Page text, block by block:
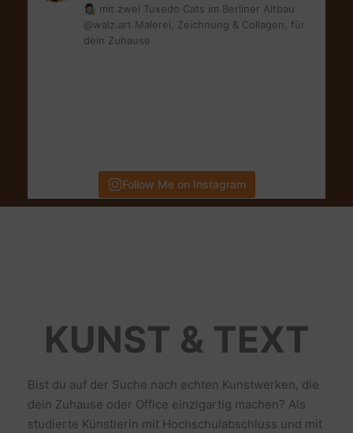
👩🏻‍🎨 mit zwei Tuxedo Cats im Berliner Altbau
@walz.art Malerei, Zeichnung & Collagen, für
dein Zuhause
Follow Me on Instagram
KUNST & TEXT
Bist du auf der Suche nach echten Kunstwerken, die
dein Zuhause oder Office einzigartig machen? Als
studierte Künstlerin mit Hochschulabschluss und mit